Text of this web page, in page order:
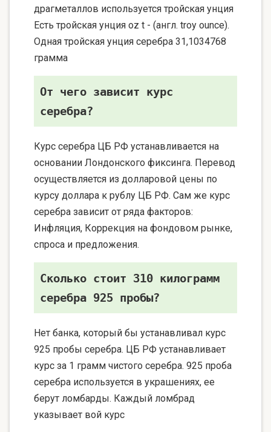
драгметаллов используется тройская унция
Есть тройская унция oz t - (англ. troy ounce).
Одная тройская унция серебра 31,1034768
грамма
От чего зависит курс
серебра?
Курс серебра ЦБ РФ устанавливается на
основании Лондонского фиксинга. Перевод
осуществляется из долларовой цены по
курсу доллара к рублу ЦБ РФ. Сам же курс
серебра зависит от ряда факторов:
Инфляция, Коррекция на фондовом рынке,
спроса и предложения.
Сколько стоит 310 килограмм
серебра 925 пробы?
Нет банка, который бы устанавливал курс
925 пробы серебра. ЦБ РФ устанавливает
курс за 1 грамм чистого серебра. 925 проба
серебра используется в украшениях, ее
берут ломбарды. Каждый ломбрад
указывает вой курс